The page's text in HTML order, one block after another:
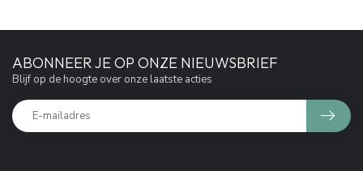
ABONNEER JE OP ONZE NIEUWSBRIEF
Blijf op de hoogte over onze laatste acties